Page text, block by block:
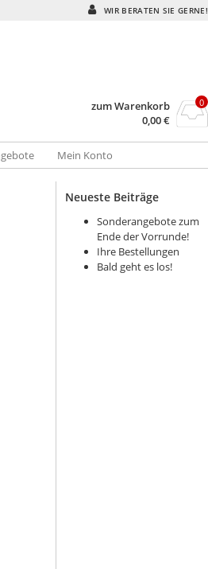
WIR BERATEN SIE GERNE!
zum Warenkorb
0,00€
0
Mein Konto
Neueste Beiträge
Sonderangebote zum
Ende der Vorrunde!
Ihre Bestellungen
Bald geht es los!